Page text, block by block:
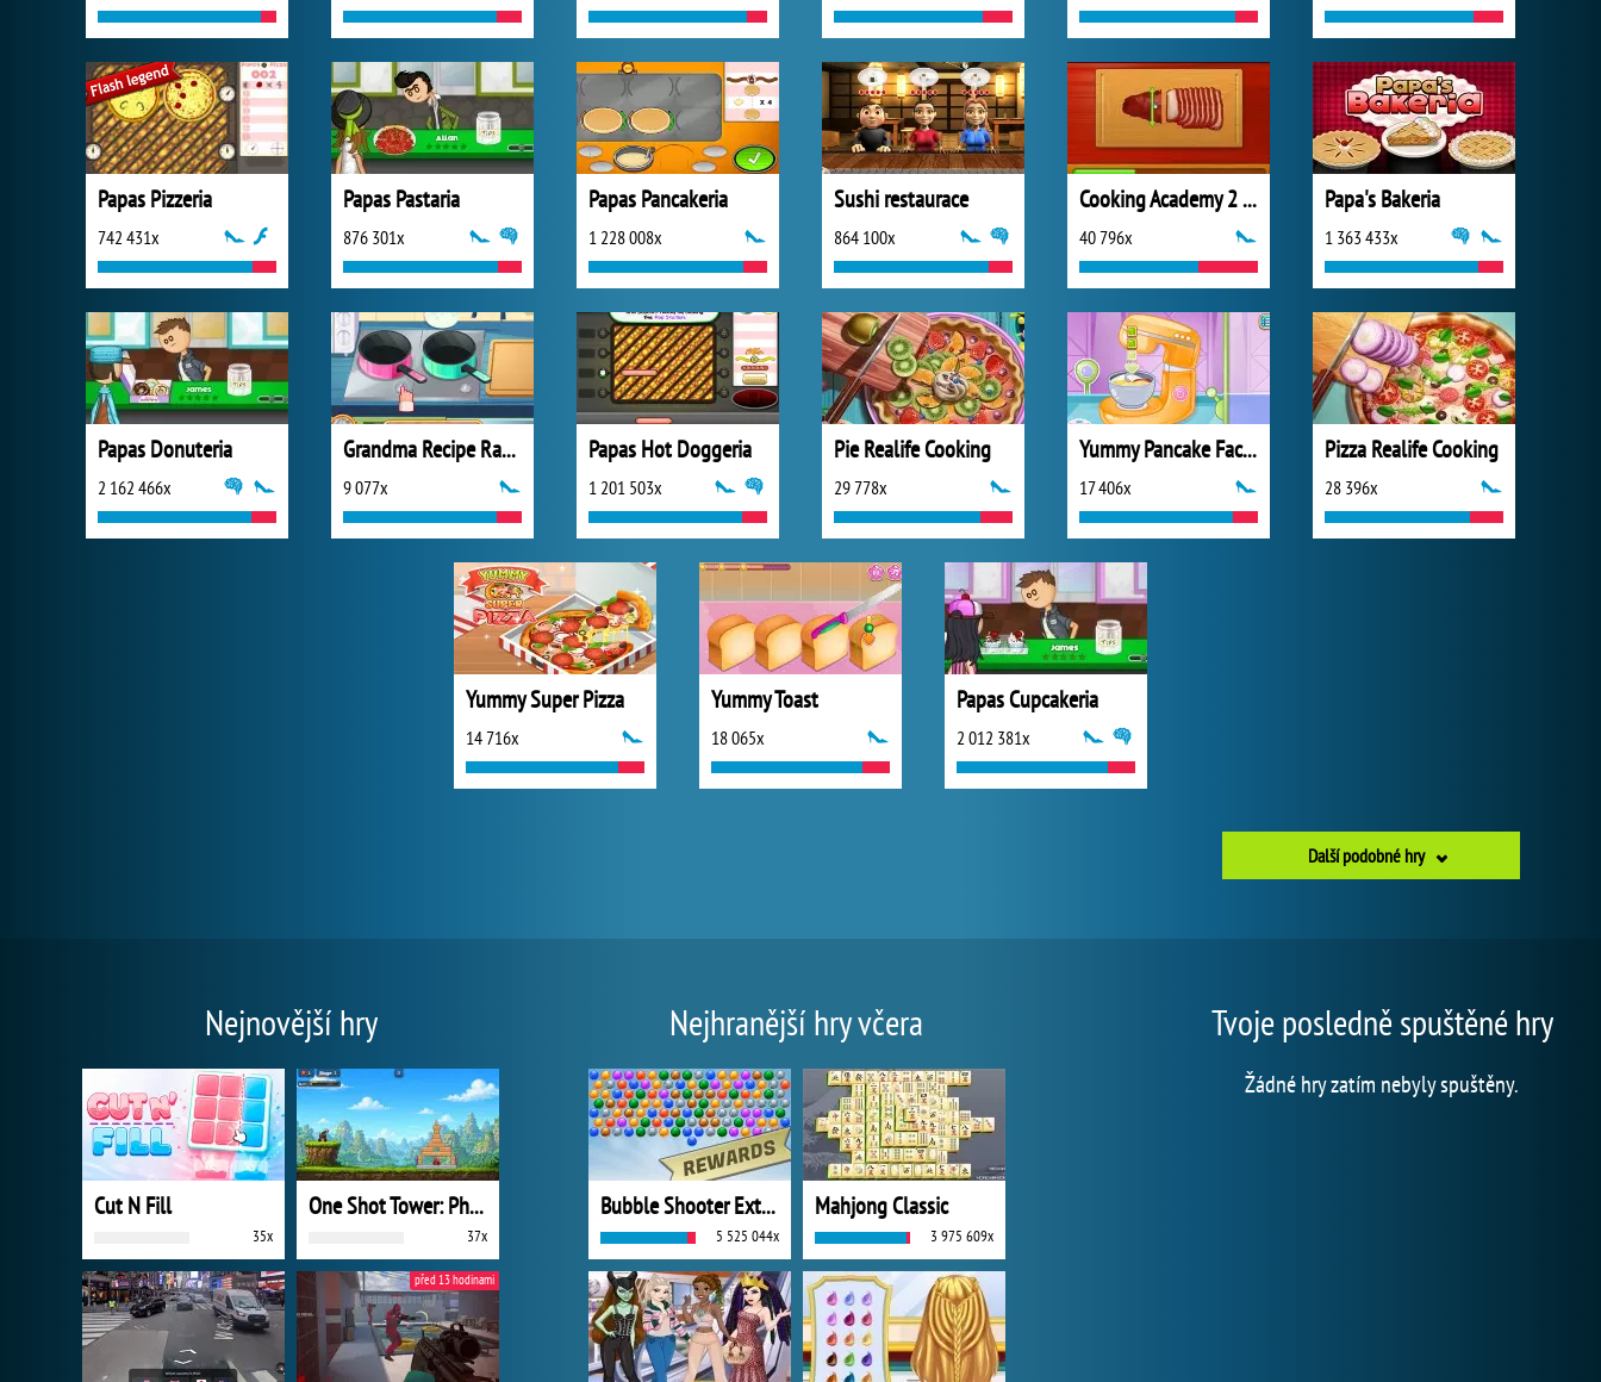
Papas Pizzeria
742 431x
Papas Pastaria
876 301x
Papas Pancakeria
1 228 008x
Sushi restaurace
864 100x
Cooking Academy 2 World Cuisine
40 796x
Papa's Bakeria
1 363 433x
Papas Donuteria
2 162 466x
Grandma Recipe Ramen
9 077x
Papas Hot Doggeria
1 201 503x
Pie Realife Cooking
29 778x
Yummy Pancake Factory
17 406x
Pizza Realife Cooking
28 396x
Yummy Super Pizza
14 716x
Yummy Toast
18 065x
Papas Cupcakeria
2 012 381x
Další podobné hry
Nejnovější hry
Cut N Fill
35x
One Shot Tower: Physics Destroyer
37x
před 13 hodinami
Nejhranější hry včera
Bubble Shooter Extreme
5 525 044x
Mahjong Classic
3 975 609x
Tvoje posledně spuštěné hry
Žádné hry zatím nebyly spuštěny.